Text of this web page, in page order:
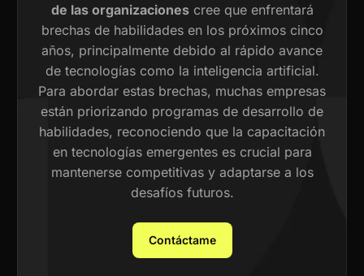
de las organizacionescree que enfrentará
brechas de habilidades en los próximos cinco
años, principalmente debido al rápido avance
de tecnologías como la inteligencia artificial.
Para abordar estas brechas, muchas empresas
están priorizando programas de desarrollo de
habilidades, reconociendo que la capacitación
en tecnologías emergentes es crucial para
mantenerse competitivas y adaptarse a los
desafíos futuros.
Contáctame